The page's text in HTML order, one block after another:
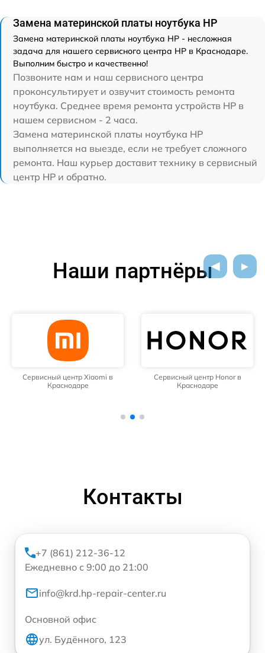
Замена материнской платы ноутбука HP
Замена материнской платы ноутбука HP - несложная
задача для нашего сервисного центра HP в Краснодаре.
Выполним быстро и качественно!
Позвоните нам и наш сервисного центра
проконсультирует и озвучит стоимость ремонта
ноутбука. Среднее время ремонта устройств HP в
нашем сервисном - 2 часа.
Замена материнской платы ноутбука HP
выполняется на выезде, если не требует сложного
ремонта. Наш курьер доставит технику в сервисный
центр HP и обратно.
Наши партнёры
Сервисный центр Xiaomi в
Краснодаре
Сервисный центр Honor в
Краснодаре
Контакты
+7 (861) 212-36-12
Ежедневно с 9:00 до 21:00
info@krd.hp-repair-center.ru
Основной офис
ул. Будённого, 123